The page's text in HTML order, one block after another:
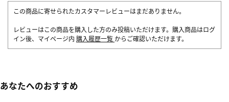
この商品に寄せられたカスタマーレビューはまだありません。
レビューはこの商品を購入した方のみ投稿いただけます。購入商品はログ
イン後、マイページ内 購入履歴一覧 からご確認いただけます。
あなたへのおすすめ